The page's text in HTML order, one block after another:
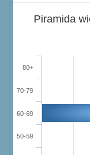
Piramida
50-59
60-69
70-79
80+